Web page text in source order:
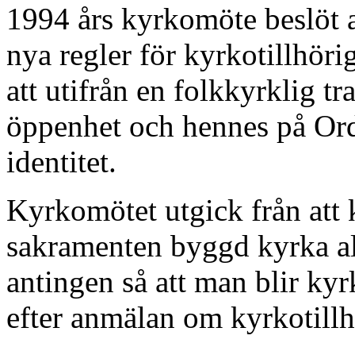
1994 års kyrkomöte beslöt
nya regler för
att utifrån en folkkyrklig
öppenhet och hennes på
identitet.
Kyrkomötet utgick från att
sakramenten byggd kyrka
antingen så att man blir
efter anmälan om